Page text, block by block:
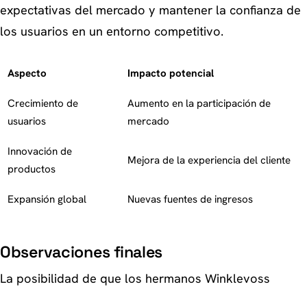
expectativas del mercado y mantener la confianza de
los usuarios en un entorno competitivo.
Aspecto Impacto potencial
Crecimiento de
usuarios
Aumento en la participación de
mercado
Innovación de
productos
Mejora de la experiencia del cliente
Expansión global Nuevas fuentes de ingresos
Observaciones finales
La posibilidad de que los hermanos Winklevoss